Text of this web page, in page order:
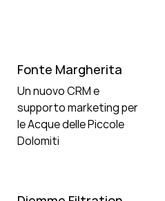
Fonte Margherita
Un nuovo CRM e
supporto marketing per
le Acque delle Piccole
Dolomiti